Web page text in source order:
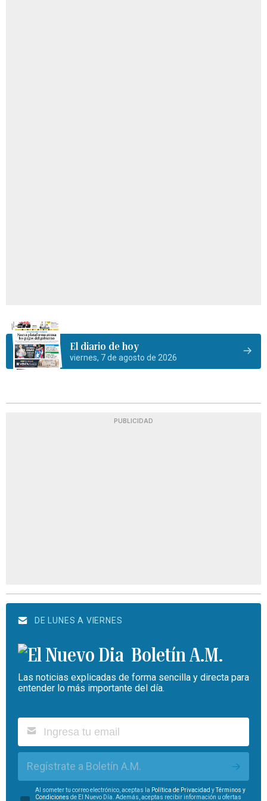
El diario de hoy
viernes, 7 de agosto de 2026
PUBLICIDAD
DE LUNES A VIERNES
Boletín A.M.
Las noticias explicadas de forma sencilla y directa para
entender lo más importante del día.
Regístrate a Boletín A.M.
Al someter tu correo electrónico, aceptas la Política de Privacidad yTérminos y
Condiciones de El Nuevo Día. Además, aceptas recibir información u ofertas